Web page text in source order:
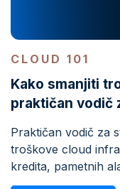
CLOUD 101
Kako smanjiti
praktičan vodič
Praktičan vodič za
troškove cloud
kredita, pametnih